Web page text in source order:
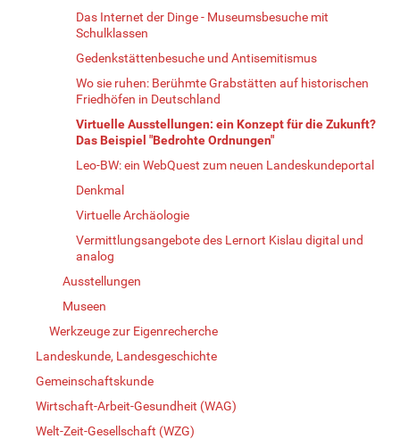
Das Internet der Dinge - Museumsbesuche mit
Schulklassen
Gedenkstättenbesuche und Antisemitismus
Wo sie ruhen: Berühmte Grabstätten auf historischen
Friedhöfen in Deutschland
Virtuelle Ausstellungen: ein Konzept für die Zukunft?
Das Beispiel "Bedrohte Ordnungen"
Leo-BW: ein WebQuest zum neuen Landeskundeportal
Denkmal
Virtuelle Archäologie
Vermittlungsangebote des Lernort Kislau digital und
analog
Ausstellungen
Museen
Werkzeuge zur Eigenrecherche
Landeskunde, Landesgeschichte
Gemeinschaftskunde
Wirtschaft-Arbeit-Gesundheit (WAG)
Welt-Zeit-Gesellschaft (WZG)